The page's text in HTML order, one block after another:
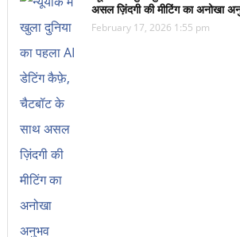
असल ज़िंदगी की मीटिंग का अनोखा
February 17, 2026 1:55 pm